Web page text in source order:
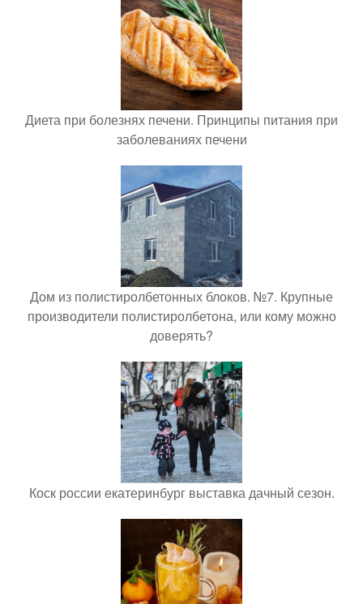
Диета при болезнях печени. Принципы питания при
заболеваниях печени
Дом из полистиролбетонных блоков. №7. Крупные
производители полистиролбетона, или кому можно
доверять?
Коск россии екатеринбург выставка дачный сезон.